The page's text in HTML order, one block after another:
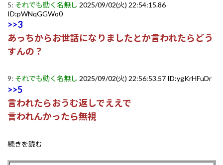
5: それでも動く名無し 2025/09/02(火) 22:54:15.86
ID:pWNqGGWo0
>>3
あっちからお世話になりましたとか言われたらどう
すんの？
9: それでも動く名無し 2025/09/02(火) 22:56:53.57 ID:ygKrHFuDr
>>5
言われたらおうむ返しでええで
言われんかったら無視
続きを読む